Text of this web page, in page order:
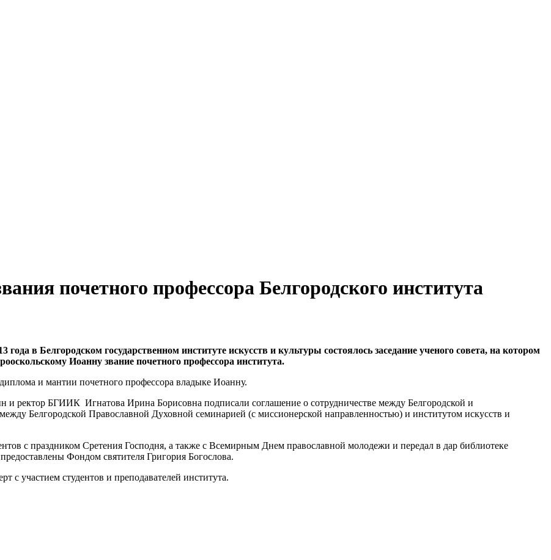
почетного профессора Белгородского института
года в Белгородском государственном институте искусств и культуры состоялось заседание ученого совета, на котором
Иоанну звание почетного профессора института.
и мантии почетного профессора владыке Иоанну.
и ректор БГИИК Игнатова Ирина Борисовна подписали соглашение о сотрудничестве между Белгородской и
Белгородской Православной Духовной семинарией (с миссионерской направленностью) и институтом искусств и
с праздником Сретения Господня, а также с Всемирным Днем православной молодежи и передал в дар библиотеке
Фондом святителя Григория Богослова.
с участием студентов и преподавателей института.